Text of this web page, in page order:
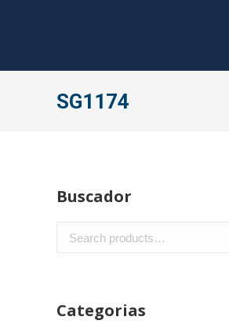
SG1174
Buscador
Categorias